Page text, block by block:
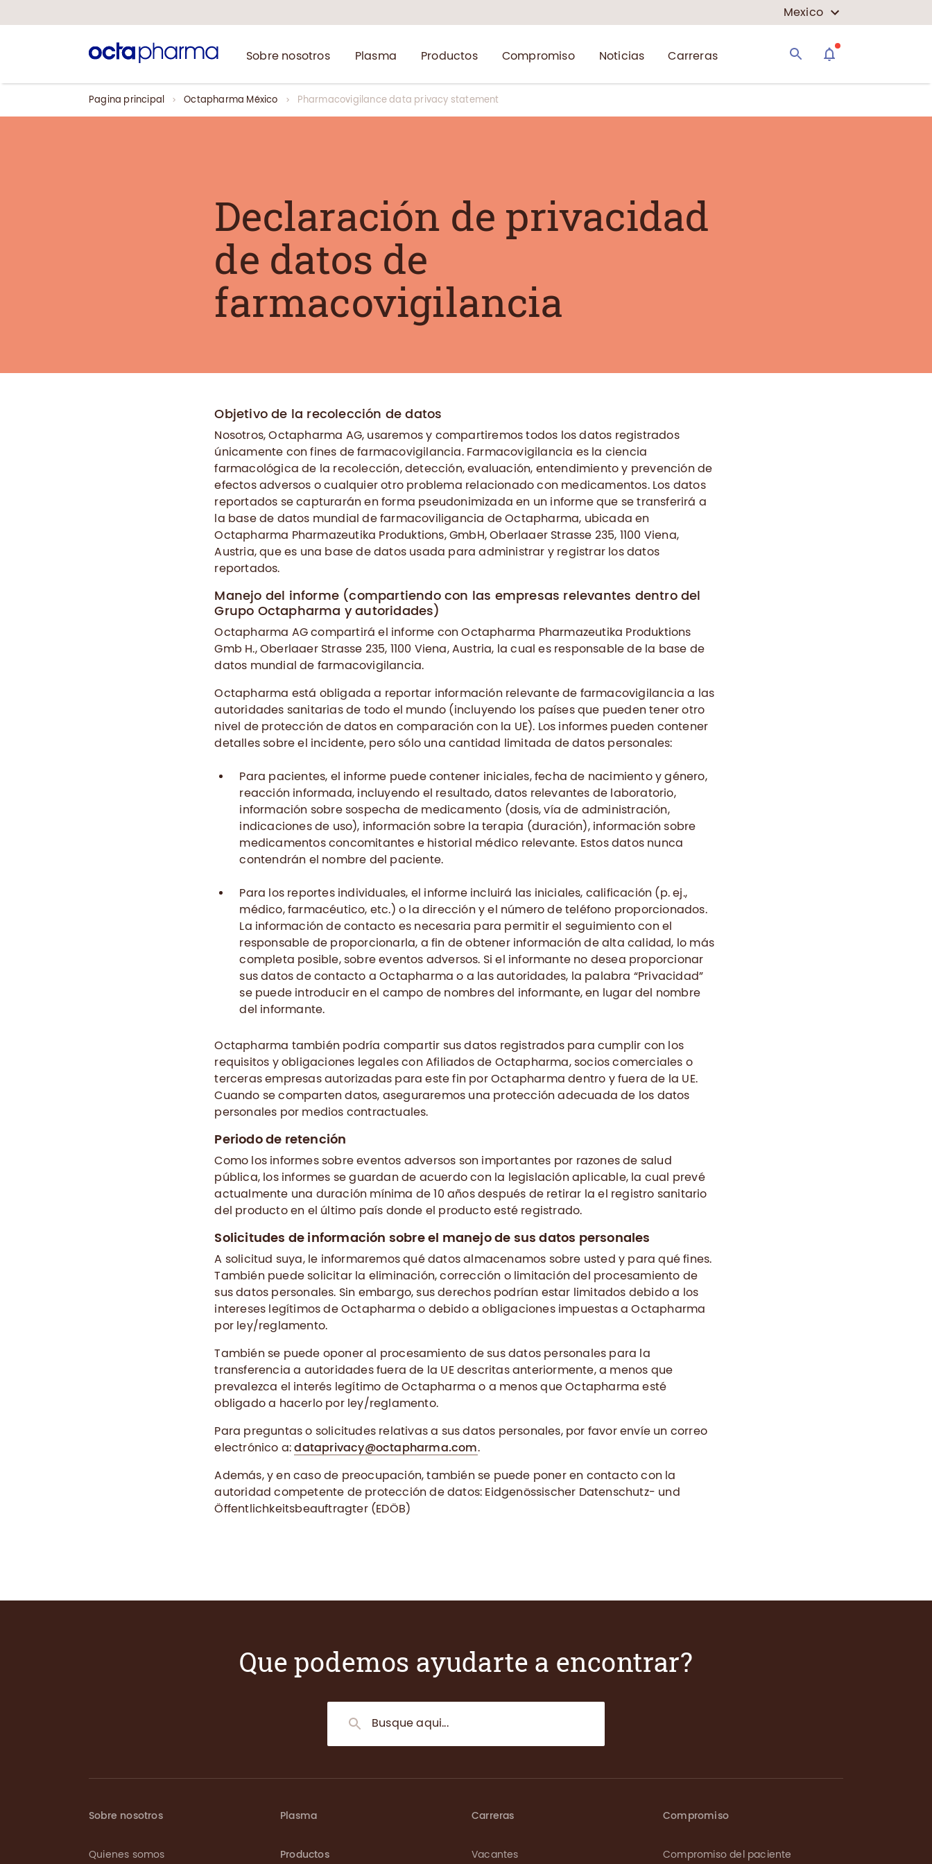
Mexico
Sobre nosotros Plasma Productos Compromiso Noticias Carreras
Pagina principal Octapharma México Pharmacovigilance data privacy statement
Declaración de privacidad
de datos de
farmacovigilancia
Objetivo de la recolección de datos
Nosotros, Octapharma AG, usaremos y compartiremos todos los datos registrados
únicamente con fines de farmacovigilancia. Farmacovigilancia es la ciencia
farmacológica de la recolección, detección, evaluación, entendimiento y prevención de
efectos adversos o cualquier otro problema relacionado con medicamentos. Los datos
reportados se capturarán en forma pseudonimizada en un informe que se transferirá a
la base de datos mundial de farmacoviligancia de Octapharma, ubicada en
Octapharma Pharmazeutika Produktions, GmbH, Oberlaaer Strasse 235, 1100 Viena,
Austria, que es una base de datos usada para administrar y registrar los datos
reportados.
Manejo del informe (compartiendo con las empresas relevantes dentro del
Grupo Octapharma y autoridades)
Octapharma AG compartirá el informe con Octapharma Pharmazeutika Produktions
Gmb H., Oberlaaer Strasse 235, 1100 Viena, Austria, la cual es responsable de la base de
datos mundial de farmacovigilancia.
Octapharma está obligada a reportar información relevante de farmacovigilancia a las
autoridades sanitarias de todo el mundo (incluyendo los países que pueden tener otro
nivel de protección de datos en comparación con la UE). Los informes pueden contener
detalles sobre el incidente, pero sólo una cantidad limitada de datos personales:
Para pacientes, el informe puede contener iniciales, fecha de nacimiento y género,
reacción informada, incluyendo el resultado, datos relevantes de laboratorio,
información sobre sospecha de medicamento (dosis, vía de administración,
indicaciones de uso), información sobre la terapia (duración), información sobre
medicamentos concomitantes e historial médico relevante. Estos datos nunca
contendrán el nombre del paciente.
Para los reportes individuales, el informe incluirá las iniciales, calificación (p. ej.,
médico, farmacéutico, etc.) o la dirección y el número de teléfono proporcionados.
La información de contacto es necesaria para permitir el seguimiento con el
responsable de proporcionarla, a fin de obtener información de alta calidad, lo más
completa posible, sobre eventos adversos. Si el informante no desea proporcionar
sus datos de contacto a Octapharma o a las autoridades, la palabra “Privacidad”
se puede introducir en el campo de nombres del informante, en lugar del nombre
del informante.
Octapharma también podría compartir sus datos registrados para cumplir con los
requisitos y obligaciones legales con Afiliados de Octapharma, socios comerciales o
terceras empresas autorizadas para este fin por Octapharma dentro y fuera de la UE.
Cuando se comparten datos, aseguraremos una protección adecuada de los datos
personales por medios contractuales.
Periodo de retención
Como los informes sobre eventos adversos son importantes por razones de salud
pública, los informes se guardan de acuerdo con la legislación aplicable, la cual prevé
actualmente una duración mínima de 10 años después de retirar la el registro sanitario
del producto en el último país donde el producto esté registrado.
Solicitudes de información sobre el manejo de sus datos personales
A solicitud suya, le informaremos qué datos almacenamos sobre usted y para qué fines.
También puede solicitar la eliminación, corrección o limitación del procesamiento de
sus datos personales. Sin embargo, sus derechos podrían estar limitados debido a los
intereses legítimos de Octapharma o debido a obligaciones impuestas a Octapharma
por ley/reglamento.
También se puede oponer al procesamiento de sus datos personales para la
transferencia a autoridades fuera de la UE descritas anteriormente, a menos que
prevalezca el interés legítimo de Octapharma o a menos que Octapharma esté
obligado a hacerlo por ley/reglamento.
Para preguntas o solicitudes relativas a sus datos personales, por favor envíe un correo
electrónico a:dataprivacy@octapharma.com.
Además, y en caso de preocupación, también se puede poner en contacto con la
autoridad competente de protección de datos: Eidgenössischer Datenschutz- und
Öffentlichkeitsbeauftragter (EDÖB)
Que podemos ayudarte a encontrar?
Sobre nosotros
Quienes somos
Plasma
Productos
Carreras
Vacantes
Compromiso
Compromiso del paciente